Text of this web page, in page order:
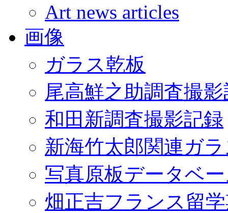
Art news articles
画像
ガラス乾板
尾高鮮之助調査撮
和田新調査撮影記録
新海竹太郎関連ガ
写真原板データベ
畑正吉フランス留